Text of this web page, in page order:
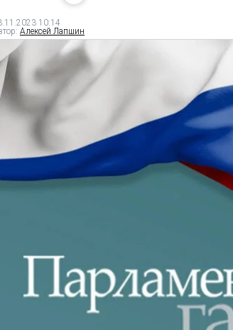
10:14
Алексей Лапшин